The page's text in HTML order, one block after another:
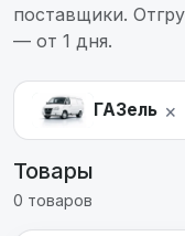
поставщики.
— от 1 дня.
ГАЗель ×
Товары
0 товаров